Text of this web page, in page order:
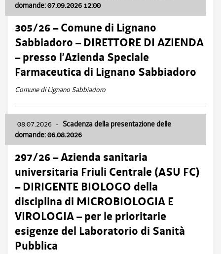
domande: 07.09.2026 12:00
305/26 – Comune di Lignano
Sabbiadoro – DIRETTORE DI AZIENDA
– presso l’Azienda Speciale
Farmaceutica di Lignano Sabbiadoro
Comune di Lignano Sabbiadoro
08.07.2026 - Scadenza della presentazione delle
domande: 06.08.2026
297/26 – Azienda sanitaria
universitaria Friuli Centrale (ASU FC)
– DIRIGENTE BIOLOGO della
disciplina di MICROBIOLOGIA E
VIROLOGIA – per le prioritarie
esigenze del Laboratorio di Sanità
Pubblica